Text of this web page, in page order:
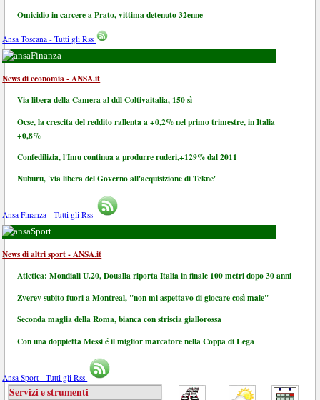
Omicidio in carcere a Prato, vittima detenuto 32enne
Ansa Toscana - Tutti gli Rss
Finanza
News di economia - ANSA.it
Via libera della Camera al ddl Coltivaitalia, 150 sì
Ocse, la crescita del reddito rallenta a +0,2% nel primo trimestre, in Italia
+0,8%
Confedilizia, l'Imu continua a produrre ruderi,+129% dal 2011
Nuburu, 'via libera del Governo all'acquisizione di Tekne'
Ansa Finanza - Tutti gli Rss
Sport
News di altri sport - ANSA.it
Atletica: Mondiali U.20, Doualla riporta Italia in finale 100 metri dopo 30 anni
Zverev subito fuori a Montreal, "non mi aspettavo di giocare così male"
Seconda maglia della Roma, bianca con striscia giallorossa
Con una doppietta Messi é il miglior marcatore nella Coppa di Lega
Ansa Sport - Tutti gli Rss
Servizi e strumenti